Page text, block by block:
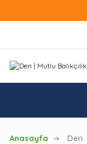
Anasayfa Den